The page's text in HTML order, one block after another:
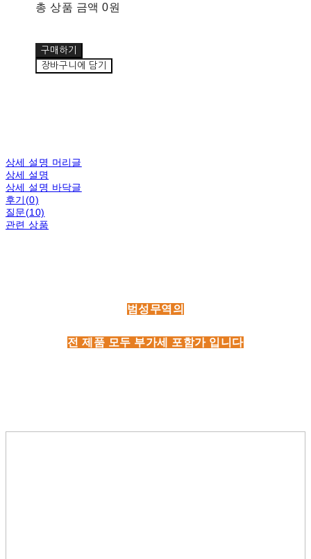
총 상품 금액 0원
구매하기
장바구니에 담기
상세 설명 머리글
상세 설명
상세 설명 바닥글
후기(0)
질문(10)
관련 상품
범성무역의
전 제품 모두 부가세 포함가 입니다